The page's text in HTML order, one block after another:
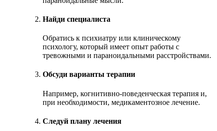
Найди специалиста
Обратись к психиатру или клиническому
психологу, который имеет опыт работы с
тревожными и параноидальными расстройствами.
Обсуди варианты терапии
Например, когнитивно-поведенческая терапия и,
при необходимости, медикаментозное лечение.
Следуй плану лечения